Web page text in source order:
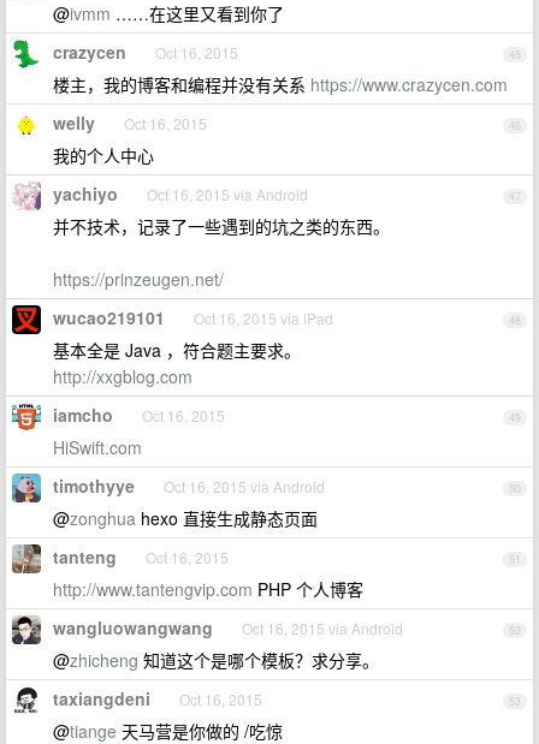
@ivmm ……在这里又看到你了
45
crazycen Oct 16, 2015
楼主，我的博客和编程并没有关系 https://www.crazycen.com
46
welly Oct 16, 2015
我的个人中心
47
yachiyo Oct 16, 2015 via Android
并不技术，记录了一些遇到的坑之类的东西。
https://prinzeugen.net/
48
wucao219101 Oct 16, 2015 via iPad
基本全是 Java ，符合题主要求。
http://xxgblog.com
49
iamcho Oct 16, 2015
HiSwift.com
50
timothyye Oct 16, 2015 via Android
@zonghua hexo 直接生成静态页面
51
tanteng Oct 16, 2015
http://www.tantengvip.com PHP 个人博客
52
wangluowangwang Oct 16, 2015 via Android
@zhicheng 知道这个是哪个模板？求分享。
53
taxiangdeni Oct 16, 2015
@tiange 天马营是你做的 /吃惊